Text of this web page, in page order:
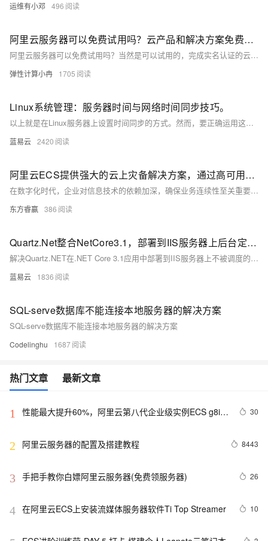
运维有小邓 496
阿里云服务器可以免费试用吗？云产品和解决方案免费试用活动及常见问题介绍
阿里云服务器可以免费试用吗？当然是可以试用的，完成实名认证的云服务器ECS新用户，可免费试用3个月。不仅云服务器可以试用，云数据库等其他热门云产品也可以试用，2025年阿里云还额外推出了解决方案免费试用活动，本文为大家介绍云产品和解决方案免费试用活动及常见问题，以供了解参考。
弹性计算小冉 1705
Linux系统管理：服务器时间与网络时间同步技巧。
以上就是在Linux服务器上设置时间同步的方式。然而，要正确运用这些知识，需要理解其背后的工作原理：服务器根据网络中的其他机器的时间进行校对，逐步地精确自己的系统时间，就像一只犹豫不决的啮齿动物，通过观察其他啮齿动物的行为，逐渐确定自己的行为逻辑，既简单，又有趣。最后希望这个过程既能给你带来乐趣，也能提高你作为系统管理员的专业素养。
蓝易云 2420
阿里云ECS提供强大的云上灾备解决方案，通过高可用基础设施、多样的数据备份方式及异地灾备服务，帮助企业实现业务的持续稳定运行
在数字化时代，企业对信息技术的依赖加深，确保业务连续性至关重要。阿里云ECS提供强大的云上灾备解决方案，通过高可用基础设施、多样的数据备份方式及异地灾备服务，帮助企业实现业务的持续稳定运行。无论是小型企业还是大型企业，都能从中受益，确保在面对各种风险时保持业务稳定。
东方睿赢 386
Quartz.Net整合NetCore3.1，部署到IIS服务器上后台定时Job不被调度的解决方案
解决Quartz.NET在.NET Core 3.1应用中部署到IIS服务器上不被调度的问题，通常需要综合考虑应用配置、IIS设置、日志分析等多个方面。采用上述策略，结合细致的测试和监控，可以有效地提高定时任务的稳定性和可靠性。在实施任何更改后，务必进行充分的测试，以验证问题是否得到解决，并监控生产环境的表现，确保长期稳定性。
蓝易云 1836
SQL-serve数据库不能连接本地服务器的解决方案
SQL-serve数据库不能连接本地服务器的解决方案
Codelinghu 1687
热门文章 最新文章
1
性能最大提升60%，阿里云第八代企业级实例ECS g8i正
30
2 阿里云服务器的配置及搭建教程 8443
3 手把手教你白嫖阿里云服务器(免费领服务器) 26
4 在阿里云ECS上安装流媒体服务器软件Ti Top Streamer 10